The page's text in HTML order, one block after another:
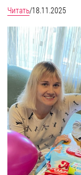
Читать/18.11.2025